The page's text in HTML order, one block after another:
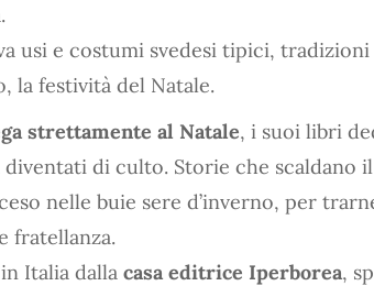
usi e costumi svedesi tipici,
la festività del Natale.
strettamente al Natale, i suoi libri
di culto. Storie che scaldano
nelle buie sere d’inverno, per
fratellanza.
Italia dalla casa editrice Iperborea,